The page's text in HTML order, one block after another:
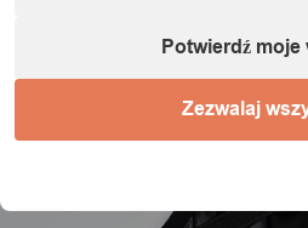
Potwierdź
Zezwalaj